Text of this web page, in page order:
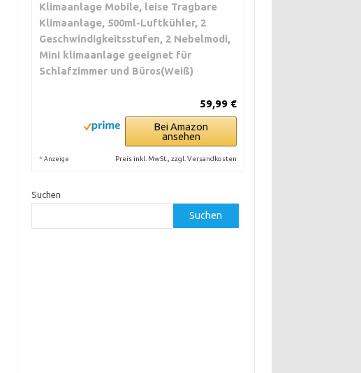
Klimaanlage Mobile, leise Tragbare
Klimaanlage, 500ml-Luftkühler, 2
Geschwindigkeitsstufen, 2 Nebelmodi,
Mini klimaanlage geeignet für
Schlafzimmer und Büros(Weiß)
59,99 €
Bei Amazon
ansehen
* Anzeige Preis inkl. MwSt., zzgl. Versandkosten
Suchen
Suchen